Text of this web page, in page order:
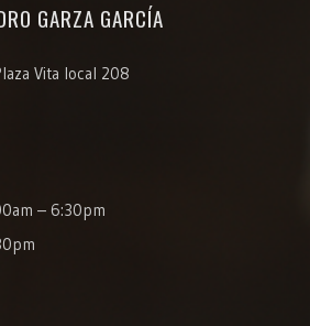
GARZA GARCÍA
Vita local 208
– 6:30pm